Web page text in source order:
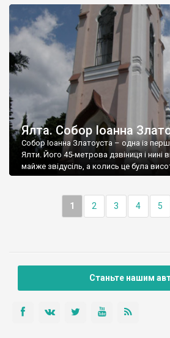
Ялта. Собор Іоанна
Собор Іоанна Златоуста – одна із
Ялти. Його 45-метрова дзвіниця і нині
майже звідусіль, а колись це була
1 2 3 4 5
Станьте нашим